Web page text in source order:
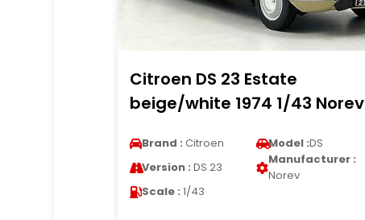
Citroen DS 23 Estate
beige/white 1974 1/43 Norev
Brand : Citroen Model :DS
Version : DS 23
Manufacturer :
Norev
Scale : 1/43